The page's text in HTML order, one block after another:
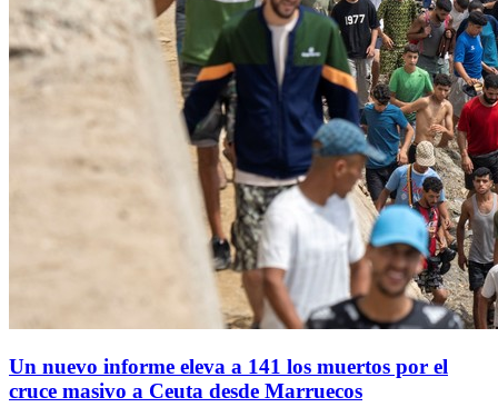
Un nuevo informe eleva a 141 los muertos por el
cruce masivo a Ceuta desde Marruecos